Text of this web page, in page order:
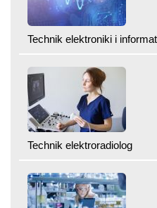
Technik elektroniki i
Technik elektroradiolog